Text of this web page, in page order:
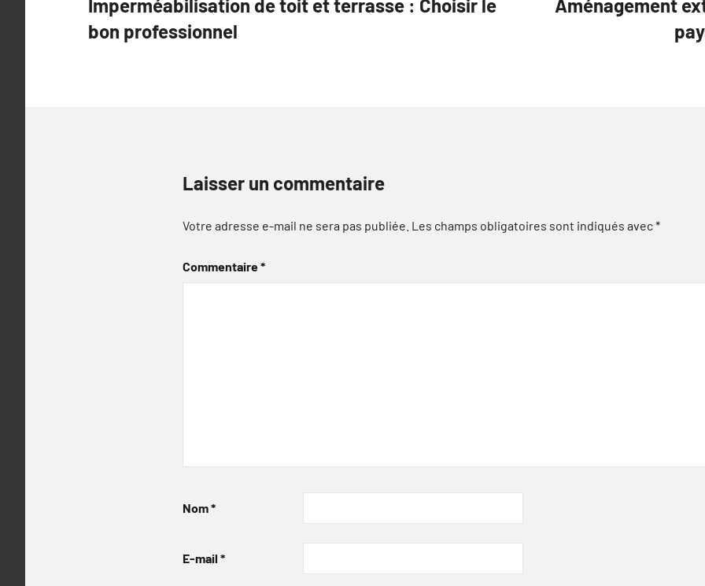
de
l’article
Imperméabilisation de toit et terrasse : Choisir le
bon professionnel
Aménagement
Laisser un commentaire
Votre adresse e-mail ne sera pas publiée. Les champs obligatoires sont indiqués avec*
Commentaire*
Nom*
E-mail *